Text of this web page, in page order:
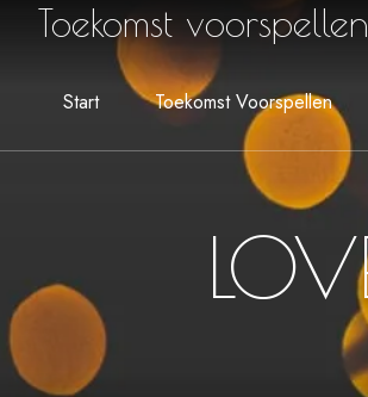
Toekomst voorspellen
Start Toekomst Voorspellen